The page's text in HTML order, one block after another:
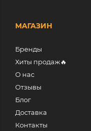
МАГАЗИН
Бренды
Хиты продаж🔥
О нас
Отзывы
Блог
Доставка
Контакты